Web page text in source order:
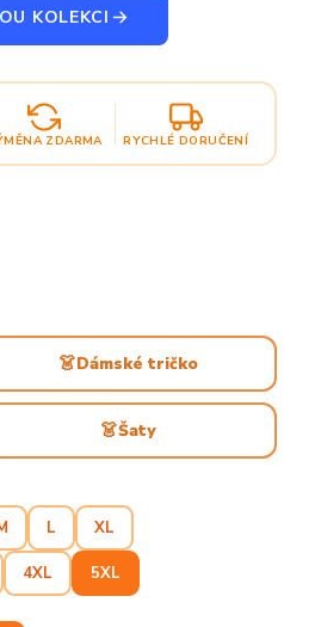
KOLEKCI
ZDARMA RYCHLÉ DORUČENÍ
👗Dámské tričko
👗Šaty
L XL
4XL 5XL